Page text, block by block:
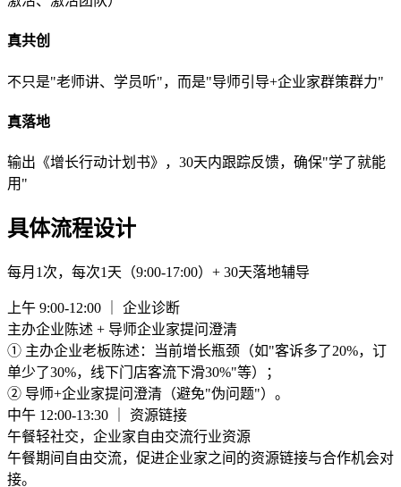
真共创
不只是"老师讲、学员听"，而是"导师引导+企业家群策群力"
真落地
输出《增长行动计划书》，30天内跟踪反馈，确保"学了就能
用"
具体流程设计
每月1次，每次1天（9:00-17:00）+ 30天落地辅导
上午 9:00-12:00 ｜ 企业诊断
主办企业陈述 + 导师企业家提问澄清
① 主办企业老板陈述：当前增长瓶颈（如"客诉多了20%，订
单少了30%，线下门店客流下滑30%"等）；
② 导师+企业家提问澄清（避免"伪问题"）。
中午 12:00-13:30 ｜ 资源链接
午餐轻社交，企业家自由交流行业资源
午餐期间自由交流，促进企业家之间的资源链接与合作机会对
接。